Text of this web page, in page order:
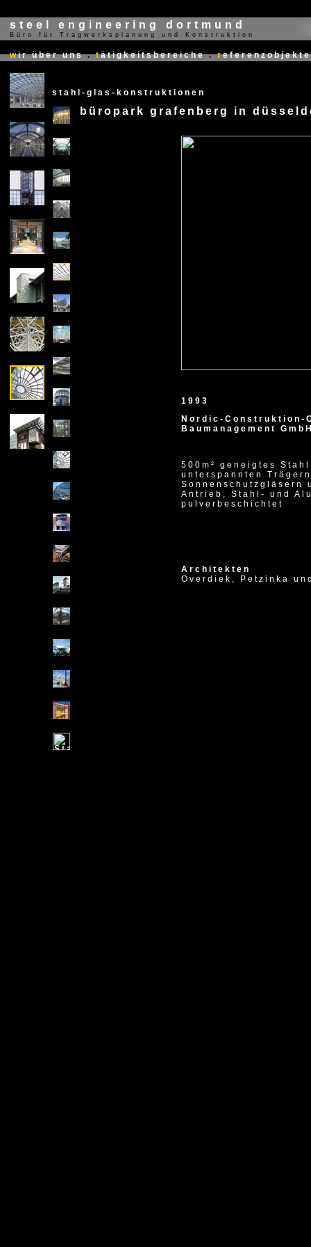
steel engineering dortmund
Büro für Tragwerksplanung und Konstruktion
wir über uns . tätigkeitsbereiche . referenzobjekte
stahl-glas-konstruktionen
X
büropark grafenberg in
1993
Nordic-Construktion-
Baumanagement
500m² geneigtes
unterspannten
Sonnenschutzgläsern
Antrieb, Stahl- und
pulverbeschichtet
Architekten
Overdiek, Petzinka